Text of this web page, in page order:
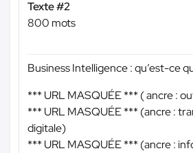
Texte #2
800 mots
Business Intelligence : qu’est-ce
*** URL MASQUÉE *** ( ancre :
*** URL MASQUÉE *** (ancre :
digitale)
*** URL MASQUÉE *** (ancre :